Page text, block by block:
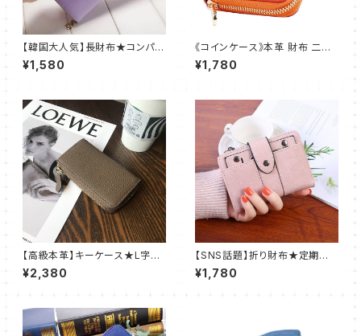
【韓国大人気】長財布★コンパク
ト★リボンが可愛い★レディー
ス★パープル@
¥1,580
《コインケース》本革 財布 二つ
折り レディースメンズ オレンジ
@
¥1,780
【高級本革】キーケース★L字フ
ァスナー★カード収納2枚★レデ
ィース★グレージュ
¥2,380
【SNS話題】折り財布★定期入
れ★カードケース★レディース
★ピンク@
¥1,780